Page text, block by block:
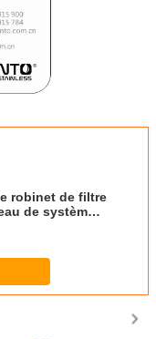
robinet de filtre
de système